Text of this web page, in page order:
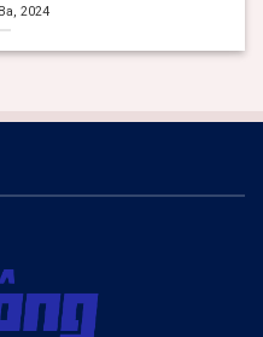
2024
Казино